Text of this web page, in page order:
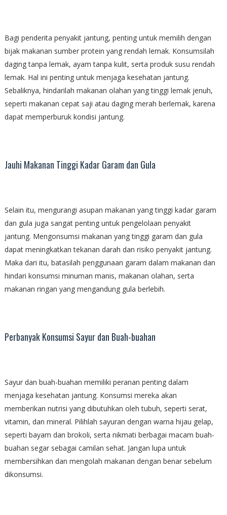
Bagi penderita penyakit jantung, penting untuk memilih dengan
bijak makanan sumber protein yang rendah lemak. Konsumsilah
daging tanpa lemak, ayam tanpa kulit, serta produk susu rendah
lemak. Hal ini penting untuk menjaga kesehatan jantung.
Sebaliknya, hindarilah makanan olahan yang tinggi lemak jenuh,
seperti makanan cepat saji atau daging merah berlemak, karena
dapat memperburuk kondisi jantung.
Jauhi Makanan Tinggi Kadar Garam dan Gula
Selain itu, mengurangi asupan makanan yang tinggi kadar garam
dan gula juga sangat penting untuk pengelolaan penyakit
jantung. Mengonsumsi makanan yang tinggi garam dan gula
dapat meningkatkan tekanan darah dan risiko penyakit jantung.
Maka dari itu, batasilah penggunaan garam dalam makanan dan
hindari konsumsi minuman manis, makanan olahan, serta
makanan ringan yang mengandung gula berlebih.
Perbanyak Konsumsi Sayur dan Buah-buahan
Sayur dan buah-buahan memiliki peranan penting dalam
menjaga kesehatan jantung. Konsumsi mereka akan
memberikan nutrisi yang dibutuhkan oleh tubuh, seperti serat,
vitamin, dan mineral. Pilihlah sayuran dengan warna hijau gelap,
seperti bayam dan brokoli, serta nikmati berbagai macam buah-
buahan segar sebagai camilan sehat. Jangan lupa untuk
membersihkan dan mengolah makanan dengan benar sebelum
dikonsumsi.